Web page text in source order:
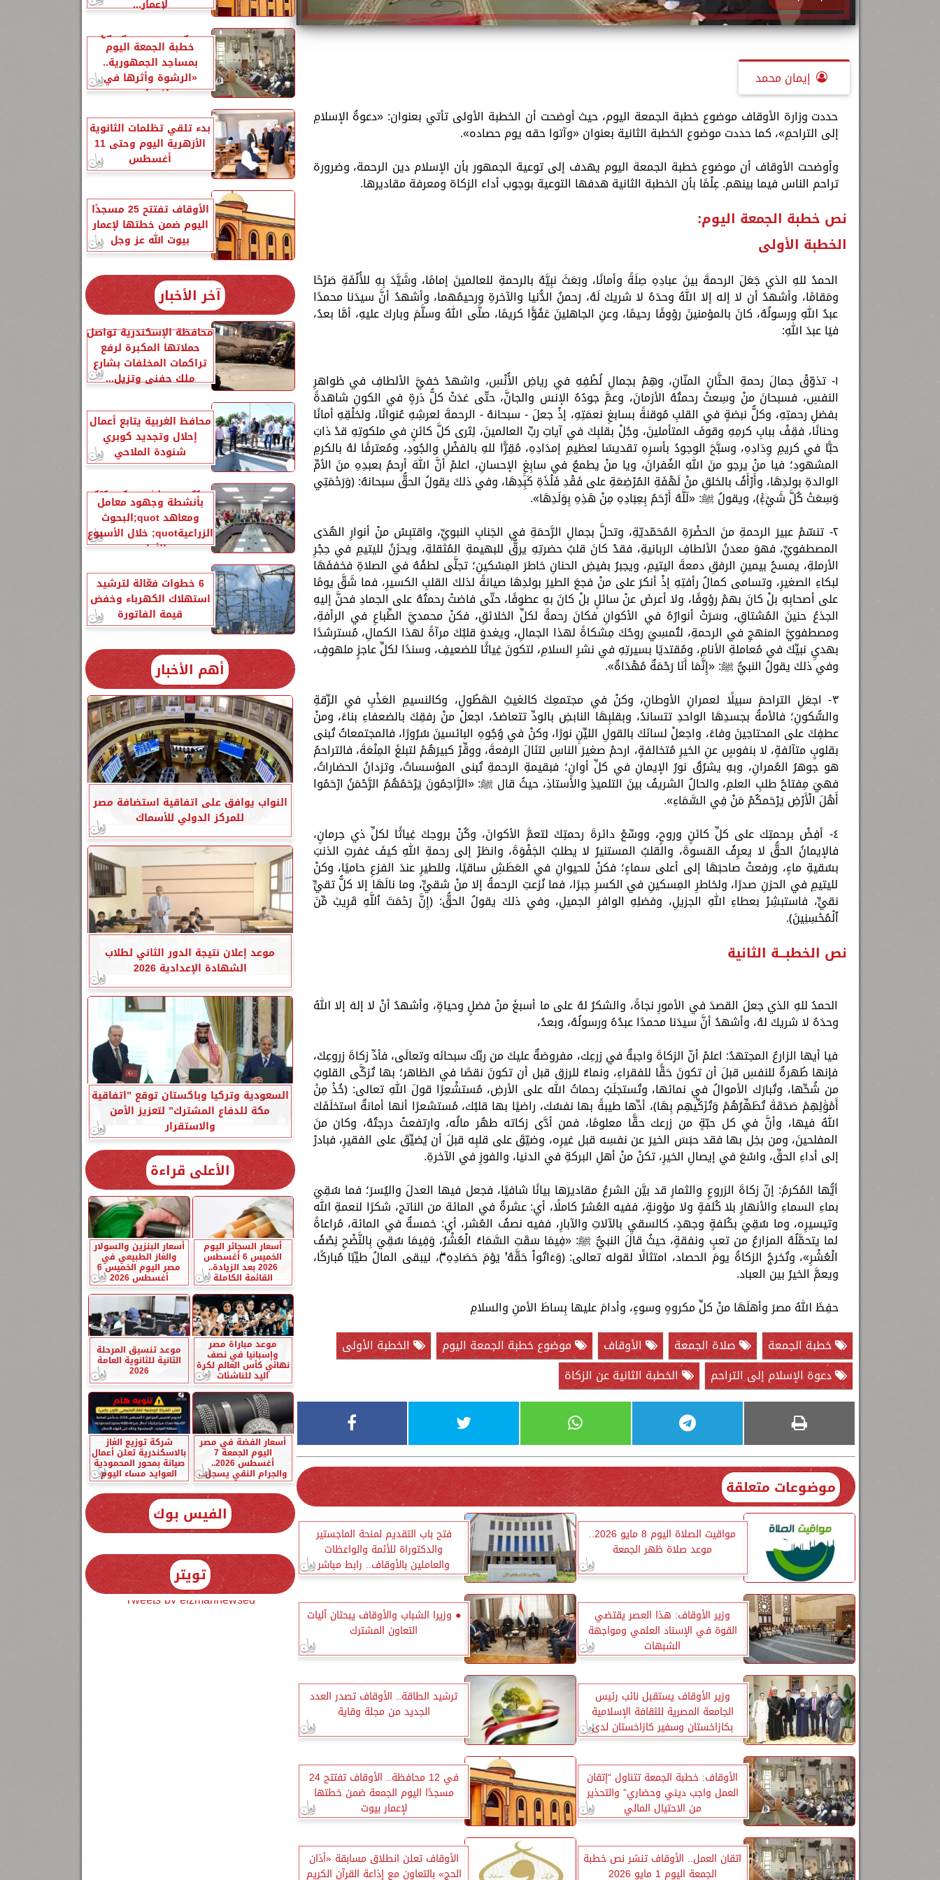
إيمان محمد
حددت وزارة الأوقاف موضوع خطبة الجمعة اليوم، حيث أوضحت أن الخطبة الأولى تأتي بعنوان: «دعوةُ الإسلامِ
إلى التراحمِ»، كما حددت موضوع الخطبة الثانية بعنوان «وآتوا حقه يوم حصاده».
وأوضحت الأوقاف أن موضوع خطبة الجمعة اليوم يهدف إلى توعية الجمهور بأن الإسلام دين الرحمة، وضرورة
تراحم الناس فيما بينهم. عِلْمًا بأن الخطبة الثانية هدفها التوعية بوجوب أداء الزكاة ومعرفة مقاديرها.
نص خطبة الجمعة اليوم:
الخطبة الأولى
الحمدُ للهِ الذي جَعَلَ الرحمةَ بينَ عبادِهِ صِلَةً وأمانًا، وبَعَثَ نبِيَّهُ بالرحمةِ للعالمينَ إمامًا، وشَيَّدَ بِهِ للأُلْفَةِ صَرْحًا
ومَقامًا، وأشهدُ أن لا إله إلا اللهُ وحدَهُ لا شريكَ لَهُ، رَحمنُ الدُّنيا والآخرةِ ورحيمُهما، وأشهدُ أنَّ سيدَنا محمدًا
عبدُ اللهِ ورسولُهُ، كانَ بالمؤمنينَ رؤوفًا رحيمًا، وعنِ الجاهلينَ عَفُوًّا كريمًا، صلَّى اللهُ وسلَّمَ وباركَ عليهِ، أمَّا بعدُ،
فيَا عبدَ اللهِ:
١- تذوّقْ جمالَ رحمةِ الحنَّانِ المنّانِ، وهِمْ بجمالِ لُطْفِهِ في رياضِ الأُنْسِ، واشهدْ خفيَّ الألطافِ في ظواهرِ
النفسِ، فسبحانَ منْ وسِعتْ رحمتُهُ الأزمانَ، وعمَّ جودُهُ الإنسَ والجانَّ، حتّى غدَتْ كلُّ ذرةٍ في الكونِ شاهدةً
بفضلِ رحمتِهِ، وكلُّ نبضةٍ في القلبِ مُوقنةً بسابغِ نعمَتِهِ، إذْ جعلَ - سبحانهُ - الرحمةَ لعرشِهِ عُنوانًا، ولخلْقِهِ أمانًا
وحنانًا، فقِفْ ببابِ كرمِهِ وقوفَ المتأملينَ، وجُلْ بقلبِكَ في آياتِ ربِّ العالمينَ، لِتَرى كلَّ كائنٍ في ملكوتِهِ قدْ ذابَ
حبًّا في كريمِ وِدَادِهِ، وسبَّحَ الوجودُ بأسرِهِ تقديسًا لعظيمِ إمدَادِهِ، مُقِرًّا للهِ بالفضْلِ والجُودِ، ومُعترفًا لهُ بالكرمِ
المشهودِ؛ فيا منْ يرجو منَ اللهِ الغُفرانَ، ويا منْ يطمعُ في سابِغِِ الإحسانِ، اعلمْ أنَّ اللهَ أرحمُ بعبدِهِ منَ الأمِّ
الوالدةِ بولدِهَا، وأَرْأَفُ بالخلقِ منْ لَهْفَةِ المُرْضِعَةِ على فَقْدِ فَلْذَةِ كَبِدِهَا، وفي ذلكَ يقولُ الحقُّ سبحانهُ: ﴿وَرَحۡمَتِي
وَسِعَتۡ كُلَّ شَيۡءٖۚ﴾، ويقولُ ﷺ: «لَلَّهُ أَرْحَمُ بِعِبَادِهِ مِنْ هَذِهِ بِوَلَدِهَا».
٢- تنسّمْ عبيرَ الرحمةِ منَ الحضْرَةِ المُحَمّديّةِ، وتحلَّ بجمالِ الرَّحمَةِ في الجَنابِ النبويِّ، واقتبِسْ منْ أنوارِ الهُدَى
المصطفويِّ، فهوَ معدنُ الألطافِ الربانيةِ، فقدْ كانَ قلبُ حضرتِهِ يرقُّ للبهيمةِ المُثقلةِ، ويحزَنُ لليتيمِ في حِجْرِ
الأرملةِ، يمسحُ بيمينِ الرفقِ دمعةَ اليتيمِ، ويجبرُ بفيضِ الحنانِ خاطرَ المِسْكينِ؛ تجلَّى لطفُهُ في الصلاةِ فخففَهَا
لبكاءِ الصغيرِ، وتسامى كمالُ رأفتِهِ إذْ أنكرَ على منْ فجعَ الطيرَ بولدِهَا صيانةً لذلكَ القلبِ الكسيرِ، فما شَقَّ يومًا
على أصحابِهِ بلْ كانَ بهمْ رؤوفًا، ولا أعرضَ عنْ سائلٍ بلْ كانَ بهِ عطوفًا، حتّى فاضتْ رحمتُهُ على الجمادِ فحنَّ إليهِ
الجذعُ حنينَ المُشتاقِ، وسَرَتْ أنوارُهُ في الأكوانِ فكانَ رحمةً لكلِّ الخلائقِ، فكنْ محمديَّ الطِّباعِ في الرأفةِ،
ومصطفويَّ المنهجِ في الرحمةِ، لتُمسِيَ روحُكَ مِشكاةً لهذا الجمالِ، ويغدوَ قلبُكَ مرآةً لهذا الكمالِ، مُسترشدًا
بهديِ نبيِّكَ في مُعاملةِ الأنامِ، ومُقتديًا بسيرتِهِ في نشرِ السلامِ، لتكونَ غِياثًا للضعيفِ، وسندًا لكلِّ عاجزٍ ملهوفٍ،
وفي ذلكَ يقولُ النبيُّ ﷺ: «إِنَّمَا أَنَا رَحْمَةٌ مُهْدَاةٌ».
٣- اجعَلِ التراحمَ سبيلًا لعمرانِ الأوطانِ، وكنْ في مجتمعِكَ كالغيثِ الهَطُولِ، وكالنسيمِ العَذْبِ في الرِّقةِ
والسُّكونِ؛ فالأمةُ بجسدِهَا الواحدِ تتساندُ، وبقلبِهَا النابضِ بالودِّ تتعاضدُ، اجعلْ منْ رفقِكَ بالضعفاءِ بناءً، ومنْ
عطفِكَ على المحتاجينَ وفاءً، واجعلْ لسانَكَ بالقولِ الليِّنِِ نورًا، وكنْ في وُجُوهِ البائسينَ سُرُورًا، فالمجتمعاتُ تُبنى
بقلوبٍ متآلفةٍ، لا بنفوسٍ عنِ الخيرِ مُتخالفةٍ، ارحمْ صغيرَ الناسِ لتنَالَ الرفعةَ، ووقِّرْ كبيرَهُمْ لتبلغَ المِنْعَةَ، فالتراحمُ
هو جوهرُ العُمرانِ، وبهِ يشرُقُ نورُ الإيمانِ في كلِّ أوانٍ؛ فبقيمةِ الرحمةِ تُبنى المؤسساتُ، وتزدانُ الحضاراتُ،
فهيَ مِفتاحُ طلبِ العلمِ، والحالُ الشريفُ بينَ التلميذِ والأستاذِ، حيثُ قال ﷺ: «الرَّاحِمُونَ يَرْحَمُهُمُ الرَّحْمَنُ ارْحَمُوا
أَهْلَ الْأَرْضِ يَرْحَمكُمْ مَنْ فِي السَّمَاءِ».
٤- أفِضْ برحمتِك على كلِّ كائنٍ وروحٍ، ووسِّعْ دائرةَ رحمتِكَ لتعمَّ الأكوانَ، وكُنْ بروحِكَ غِياثًا لكلِّ ذي حِرمانٍ،
فالإيمانُ الحقُّ لا يعرِفُ القسوةَ، والقلبُ المستنيرُ لا يطلبُ الجَفْوَةَ، وانظرْ إلى رحمةِ اللهِ كيفَ غفرتِ الذنبَ
بسُقيةِ ماءٍ، ورفعتْ صاحبَهَا إلى أعلى سماءٍ؛ فكنْ للحيوانِ في العَطَشِ ساقيًا، وللطيرِ عندَ الفزعِ حاميًا، وكنْ
لليتيمِ في الحزنِ صدرًا، ولخاطرِ المِسكينِ في الكسرِ جبرًا، فما نُزعتِ الرحمةُ إلا منْ شقيٍّ، وما نالَهَا إلا كلُّ تقيٍّ
نقيٍّ، فاستبشِرْ بعطاءِ اللهِ الجزيلِ، وفضلِهِ الوافرِ الجميلِ، وفي ذلكَ يقولُ الحقُّ: ﴿إِنَّ رَحۡمَتَ ٱللَّهِ قَرِيبٞ مِّنَ
ٱلۡمُحۡسِنِينَ﴾.
نص الخطبـــة الثانية
الحمدُ للهِ الذي جعلَ القصدَ في الأمورِ نجاةً، والشكرُ لهُ على ما أسبغَ منْ فضلٍ وحياةٍ، وأشهدُ أنْ لا إلهَ إلا اللهُ
وحدَهُ لا شريكَ لهُ، وأشهدُ أنَّ سيدَنا محمدًا عبدُهُ ورسولُهُ، وبعدُ،
فيا أيها الزارعُ المجتهدُ: اعلمْ أنّ الزكاةَ واجبةٌ في زرعِك، مفروضةٌ عليكَ من ربِّك سبحانَه وتعالَى، فأدِّ زكاةَ زروعِكَ،
فإنها طُهرةٌ للنفسِ قبلَ أن تكونَ حَقًّا للفقراءِ، ونماءٌ للرزق قبل أن تكونَ نقصًا في الظاهر؛ بها تُزكَّى القلوبُ
من شُحِّها، وتُبارَك الأموالُ في نمائها، وتُستجلَبُ رحماتُ الله على الأرضِ، مُستشْعِرًا قولَ اللهِ تعالى: ﴿خُذۡ مِنۡ
أَمۡوَٰلِهِمۡ صَدَقَةٗ تُطَهِّرُهُمۡ وَتُزَكِّيهِم بِهَا﴾، أدِّها طيبةً بها نفسُك، راضيًا بها قلبُك، مُستشعرًا أنها أمانةٌ استخلَفَكَ
اللهُ فيها، وأنَّ في كل حبّةٍ من زرعك حقًّا معلومًا، فمن أدَّى زكاته طهُر مالُه، وارتفعتْ درجتُهُ، وكان منَ
المفلحينَ، ومن بخِل بها فقد حبَسَ الخيرَ عن نفسِه قبل غيرِه، وضيّقَ على قلبِه قبلَ أن يُضيِّقَ على الفقيرِ، فبادرْ
إلى أداءِ الحقِّ، واسْعَ في إيصالِ الخيرِ، تكنْ منْ أهلِ البركةِ في الدنيا، والفوزِ في الآخرةِ.
أيُّها المُكرمُ: إنّ زكاةَ الزروعِ والثمارِ قد بيَّن الشرعُ مقاديرَها بيانًا شافيًا، فجعل فيها العدلَ واليُسرَ؛ فما سُقِيَ
بماءِ السماءِ والأنهارِ بلا كُلفةٍ ولا مؤونةٍ، ففيه العُشرُ كاملًا، أي: عشرةٌ في المائة من الناتج، شكرًا لنعمةِ الله
وتيسيرِه، وما سُقِيَ بكُلفةٍ وجهدٍ، كالسقيِ بالآلاتِ والآبارِ، ففيه نصفُ العُشر، أي: خمسةٌ في المائة، مُراعاةً
لما يتحمَّلُهُ المزارعُ من تعبٍ ونفقةٍ، حيثُ قالَ النبيُّ ﷺ: «فِيمَا سَقَتِ السَّمَاءُ الْعُشْرُ، وَفِيمَا سُقِيَ بِالنَّضْحِ نِصْفُ
الْعُشْرِ»، وتُخرجُ الزكاةُ يومَ الحصاد، امتثالًا لقوله تعالى: ﴿وَءَاتُواْ حَقَّهُۥ يَوۡمَ حَصَادِهِۦۖ﴾، ليبقى المالُ طيِّبًا مُباركًا،
ويعمَّ الخيرُ بين العباد.
حفِظَ اللهُ مصرَ وأهلَهَا منْ كلِّ مكروهٍ وسوءٍ، وأدامَ عليها بِساطَ الأمنِ والسلامِ
خطبة الجمعة
صلاة الجمعة الأوقاف موضوع خطبة الجمعة اليوم
الخطبة الأولى
دعوة الإسلام إلى التراحم
الخطبة الثانية عن الزكاة
موضوعات متعلقة
مواقيت الصلاة اليوم 8 مايو 2026..
موعد صلاة ظهر الجمعة
فتح باب التقديم لمنحة الماجستير
والدكتوراة للأئمة والواعظات
والعاملين بالأوقاف.. رابط مباشر
وزير الأوقاف: هذا العصر يقتضي
القوة في الإسناد العلمي ومواجهة
الشبهات
● وزيرا الشباب والأوقاف يبحثان آليات
التعاون المشترك
وزير الأوقاف يستقبل نائب رئيس
الجامعة المصرية للثقافة الإسلامية
بكازاخستان وسفير كازاخستان لدى
القاهرة
ترشيد الطاقة.. الأوقاف تصدر العدد
الجديد من مجلة وقاية
الأوقاف: خطبة الجمعة تتناول “إتقان
العمل واجب ديني وحضاري” والتحذير
من الاحتيال المالي
في 12 محافظة.. الأوقاف تفتتح 24
مسجدًا اليوم الجمعة ضمن خطتها
لإعمار بيوت
اتقان العمل.. الأوقاف تنشر نص خطبة
الجمعة اليوم 1 مايو 2026
الأوقاف تعلن انطلاق مسابقة «أذان
الحج» بالتعاون مع إذاعة القرآن الكريم
لإعمار...
الأوقاف تحدد موضوع
خطبة الجمعة اليوم
بمساجد الجمهورية..
«الرشوة وأثرها في
إفساد...
بدء تلقي تظلمات الثانوية
الأزهرية اليوم وحتى 11
أغسطس
الأوقاف تفتتح 25 مسجدًا
اليوم ضمن خطتها لإعمار
بيوت الله عز وجل
آخر الأخبار
محافظة الإسكندرية تواصل
حملاتها المكبرة لرفع
تراكمات المخلفات بشارع
ملك حفني وتزيل...
محافظ الغربية يتابع أعمال
إحلال وتجديد كوبري
شنودة الملاحي
الزراعةquot; تنشر تقريرًا
بأنشطة وجهود معامل
ومعاهد quot;البحوث
الزراعيةquot; خلال الأسبوع
الأول...
6 خطوات فعّالة لترشيد
استهلاك الكهرباء وخفض
قيمة الفاتورة
أهم الأخبار
النواب يوافق على اتفاقية استضافة مصر
للمركز الدولي للأسماك
موعد إعلان نتيجة الدور الثاني لطلاب
الشهادة الإعدادية 2026
السعودية وتركيا وباكستان توقع ”اتفاقية
مكة للدفاع المشترك” لتعزيز الأمن
والاستقرار
الأعلى قراءة
أسعار السجائر اليوم
الخميس 6 أغسطس
2026 بعد الزيادة..
القائمة الكاملة
أسعار البنزين والسولار
والغاز الطبيعي في
مصر اليوم الخميس 6
أغسطس 2026
موعد مباراة مصر
وإسبانيا في نصف
نهائي كأس العالم لكرة
اليد للناشئات
موعد تنسيق المرحلة
الثانية للثانوية العامة
2026
أسعار الفضة في مصر
اليوم الجمعة 7
أغسطس 2026..
والجرام النقي يسجل...
شركة توزيع الغاز
بالاسكندرية تعلن أعمال
صيانة بمحور المحمودية
العوايد مساء اليوم
الفيس بوك
تويتر
Tweets by elzmannewseg